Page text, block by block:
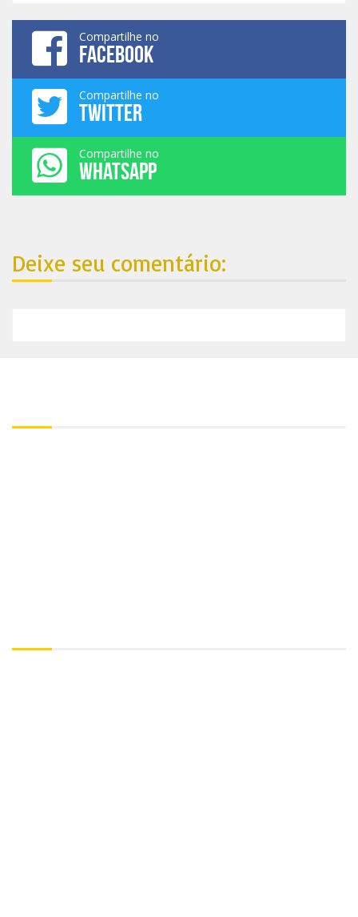
Compartilhe no
FACEBOOK
Compartilhe no
TWITTER
Compartilhe no
WHATSAPP
Deixe seu comentário: